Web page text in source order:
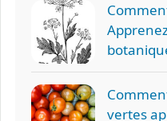
vertes